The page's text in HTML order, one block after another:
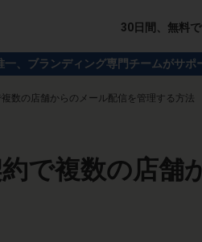
30日間、無料
一、ブランディング専門チームがサポ
数の店舗からのメール配信を管理する方法
約で複数の店舗